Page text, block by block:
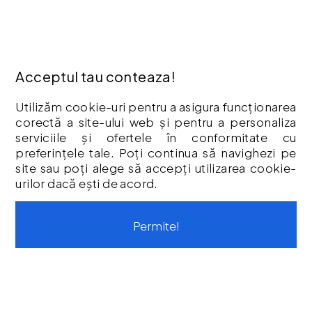
Acceptul tau conteaza!
Utilizăm cookie-uri pentru a asigura funcționarea
corectă a site-ului web și pentru a personaliza
serviciile și ofertele în conformitate cu
preferințele tale. Poți continua să navighezi pe
site sau poți alege să accepți utilizarea cookie-
urilor dacă ești de acord.
Permite!
Livrare
Politica Cookies
Termeni & Condiții
Vouchere cadou
Istoric comenzi
CONTUL MEU